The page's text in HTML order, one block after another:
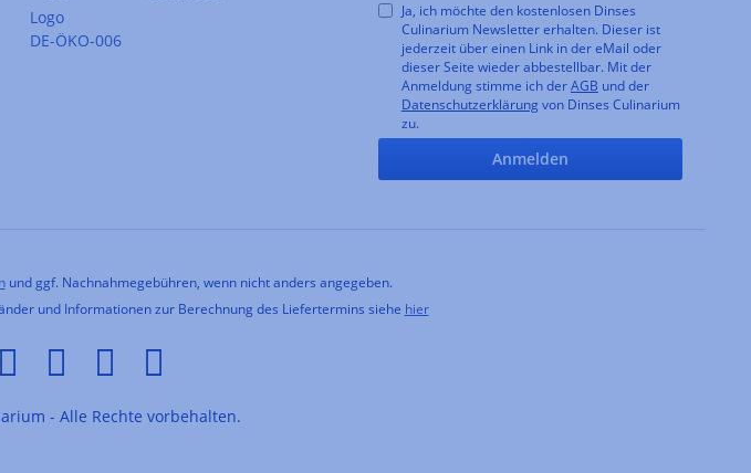
DE-ÖKO-006
Ja, ich möchte den kostenlosen Dinses
Culinarium Newsletter erhalten. Dieser ist
jederzeit über einen Link in der eMail oder
dieser Seite wieder abbestellbar. Mit der
Anmeldung stimme ich derAGB und der
Datenschutzerklärung von Dinses Culinarium
zu.
Anmelden
und ggf. Nachnahmegebühren, wenn nicht anders angegeben.
und Informationen zur Berechnung des Liefertermins siehe hier
- Alle Rechte vorbehalten.